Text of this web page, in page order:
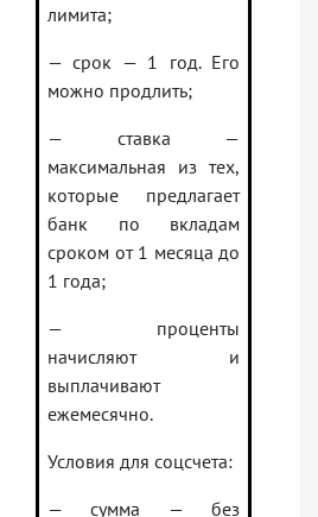
лимита;
— срок — 1 год. Его
можно продлить;
— ставка —
максимальная из тех,
которые предлагает
банк по вкладам
сроком от 1 месяца до
1 года;
— проценты
начисляют и
выплачивают
ежемесячно.
Условия для соцсчета:
— сумма — без